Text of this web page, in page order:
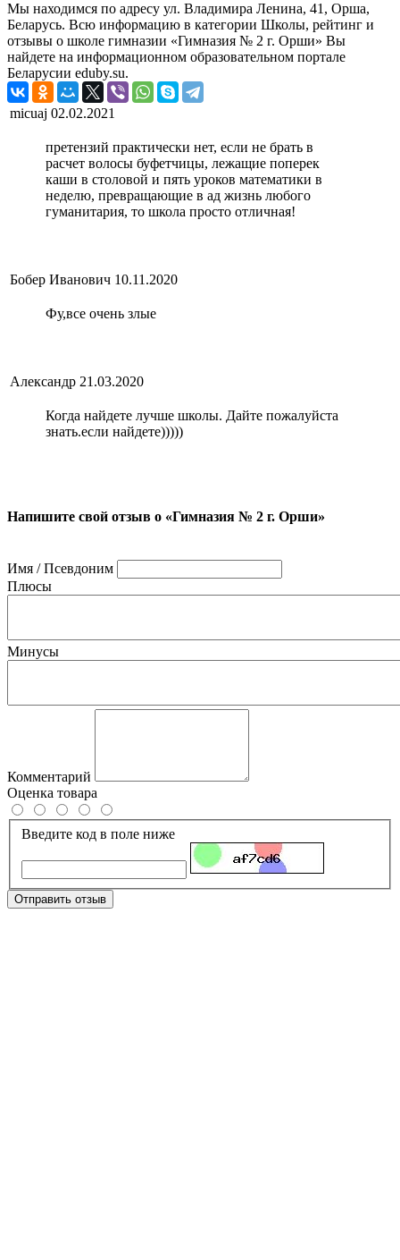
Мы находимся по адресу ул. Владимира Ленина, 41, Орша,
Беларусь. Всю информацию в категории Школы, рейтинг и
отзывы о школе гимназии «Гимназия № 2 г. Орши» Вы
найдете на информационном образовательном портале
Беларусии eduby.su.
micuaj 02.02.2021
претензий практически нет, если не брать в
расчет волосы буфетчицы, лежащие поперек
каши в столовой и пять уроков математики в
неделю, превращающие в ад жизнь любого
гуманитария, то школа просто отличная!
Бобер Иванович 10.11.2020
Фу,все очень злые
Александр 21.03.2020
Когда найдете лучше школы. Дайте пожалуйста
знать.если найдете)))))
Напишите свой отзыв о «Гимназия № 2 г. Орши»
Имя / Псевдоним
Плюсы
Минусы
Комментарий
Оценка товара
Введите код в поле ниже
Отправить отзыв